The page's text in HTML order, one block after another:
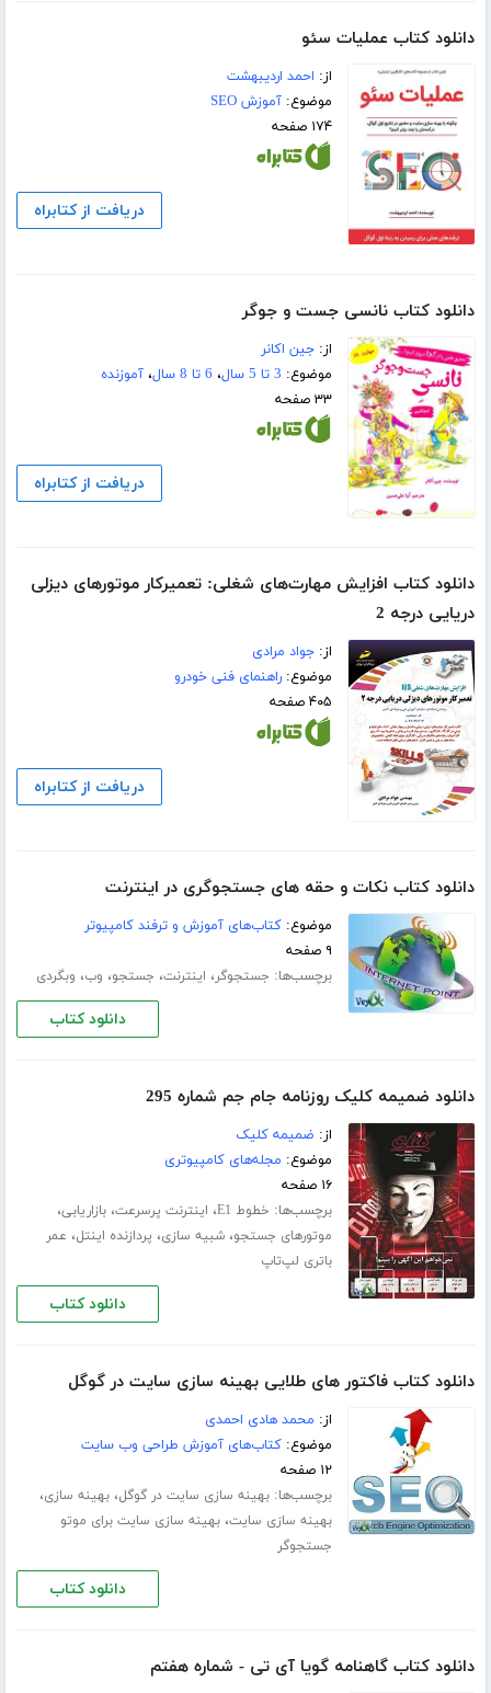
دانلود کتاب عملیات سئو
از: احمد اردیبهشت
موضوع:آموزش SEO
۱۷۴ صفحه
دریافت از کتابراه
دانلود کتاب نانسی جست و جوگر
از:جین اکانر
موضوع: 3 تا 5 سال ، 6 تا 8 سال ،آموزنده
۳۳ صفحه
دریافت از کتابراه
دانلود کتاب افزایش مهارت‌های شغلی: تعمیرکار موتورهای دیزلی
دریایی درجه 2
از:جواد مرادی
موضوع:راهنمای فنی خودرو
۴۰۵ صفحه
دریافت از کتابراه
دانلود کتاب نکات و حقه های جستجوگری در اینترنت
موضوع:کتاب‌های آموزش و ترفند کامپیوتر
۹ صفحه
برچسب‌ها: جستجوگر، اینترنت، جستجو، وب، وبگردی
دانلود کتاب
دانلود ضمیمه کلیک روزنامه جام جم شماره 295
از: ضمیمه کلیک
موضوع: مجله‌های کامپیوتری
۱۶ صفحه
برچسب‌ها: خطوط E1 ، اینترنت پرسرعت،بازاریابی،
موتورهای جستجو،شبیه سازی، پردازنده اینتل، عمر
باتری لپ‌تاپ
دانلود کتاب
دانلود کتاب فاکتور های طلایی بهینه سازی سایت در گوگل
از: محمد هادی احمدی
موضوع:کتاب‌های آموزش طراحی وب سایت
۱۲ صفحه
برچسب‌ها:بهینه سازی سایت در گوگل،بهینه سازی،
بهینه سازی سایت،بهینه سازی سایت برای موتو
جستجوگر
دانلود کتاب
دانلود کتاب گاهنامه گویا آی تی - شماره هفتم